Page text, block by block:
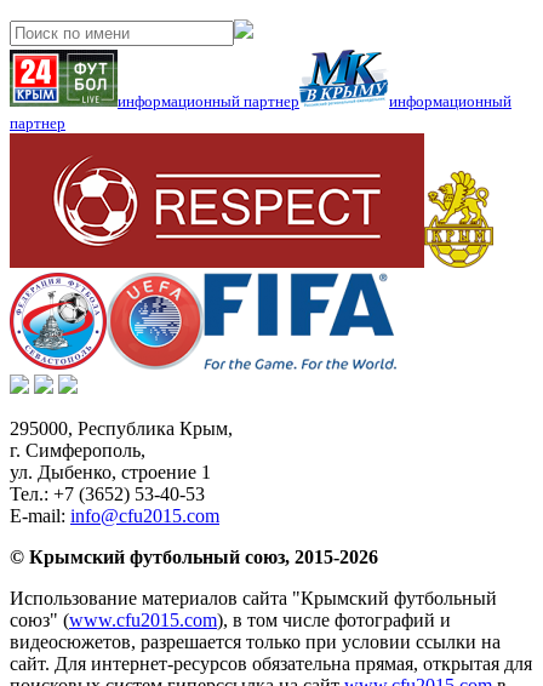
информационный партнер
информационный
партнер
295000, Республика Крым,
г. Симферополь,
ул. Дыбенко, строение 1
Тел.: +7 (3652) 53-40-53
E-mail: info@cfu2015.com
© Крымский футбольный союз, 2015-2026
Использование материалов сайта "Крымский футбольный
союз" (www.cfu2015.com), в том числе фотографий и
видеосюжетов, разрешается только при условии ссылки на
сайт. Для интернет-ресурсов обязательна прямая, открытая для